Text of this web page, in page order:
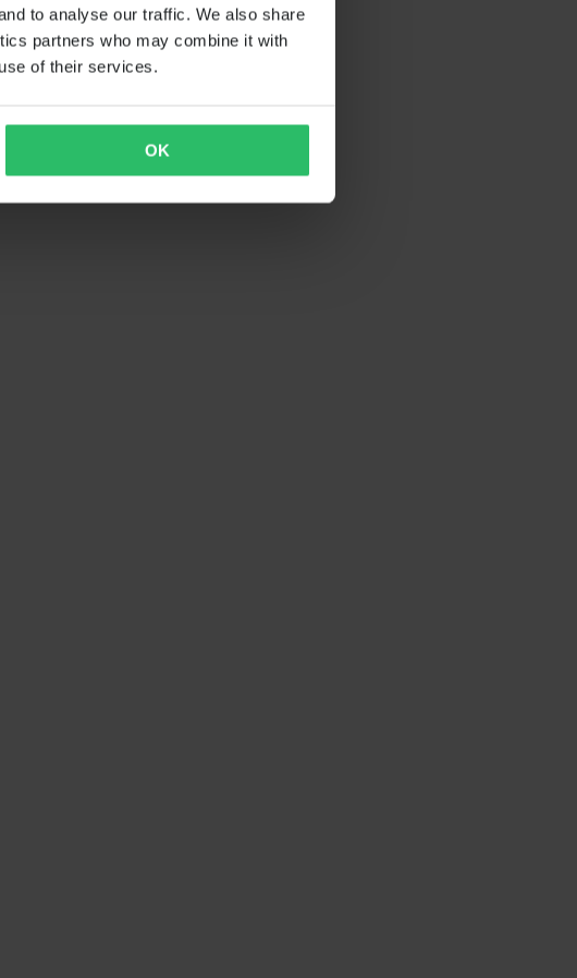
to analyse our traffic. We also share
partners who may combine it with
of their services.
OK